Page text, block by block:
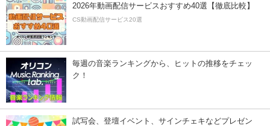
2026年動画配信サービスおすすめ40選【徹底比較】
CS動画配信サービス20選
毎週の音楽ランキングから、ヒットの推移をチェッ
ク！
試写会、登壇イベント、サインチェキなどプレゼン